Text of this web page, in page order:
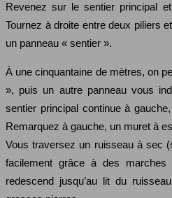
Revenez sur le sentier principal
Tournez à droite entre deux piliers
un panneau « sentier ».
À une cinquantaine de mètres, on
», puis un autre panneau vous
sentier principal continue à
Remarquez à gauche, un muret à
Vous traversez un ruisseau à sec
facilement grâce à des
redescend jusqu’au lit du